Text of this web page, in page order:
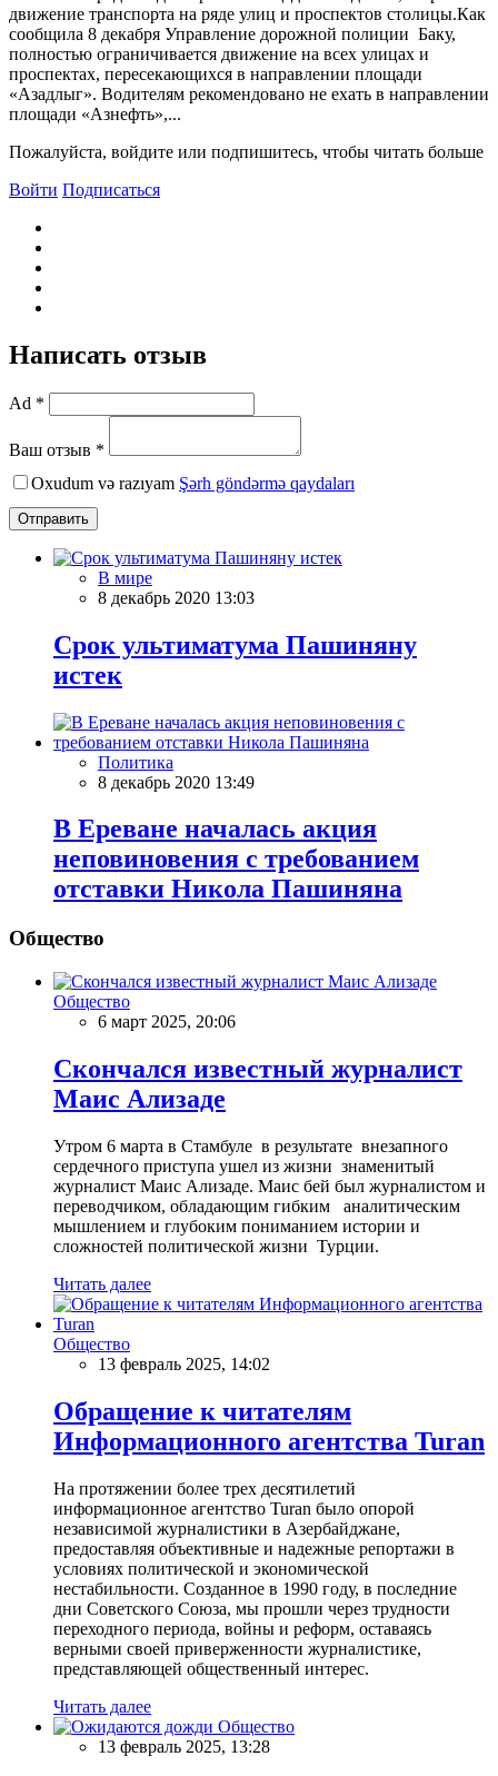
движение транспорта на ряде улиц и проспектов столицы.Как
сообщила 8 декабря Управление дорожной полиции Баку,
полностью ограничивается движение на всех улицах и
проспектах, пересекающихся в направлении площади
«Азадлыг». Водителям рекомендовано не ехать в направлении
площади «Азнефть»,...
Пожалуйста, войдите или подпишитесь, чтобы читать больше
Войти Подписаться
Написать отзыв
Ad *
Ваш отзыв *
Oxudum və razıyam Şərh göndərmə qaydaları
Отправить
В мире
8 декабрь 2020 13:03
Срок ультиматума Пашиняну
истек
Политика
8 декабрь 2020 13:49
В Ереване началась акция
неповиновения с требованием
отставки Никола Пашиняна
Общество
Общество
6 март 2025, 20:06
Скончался известный журналист
Маис Ализаде
Утром 6 марта в Стамбуле в результате внезапного
сердечного приступа ушел из жизни знаменитый
журналист Маис Ализаде. Маис бей был журналистом и
переводчиком, обладающим гибким аналитическим
мышлением и глубоким пониманием истории и
сложностей политической жизни Турции.
Читать далее
Общество
13 февраль 2025, 14:02
Обращение к читателям
Информационного агентства Turan
На протяжении более трех десятилетий
информационное агентство Turan было опорой
независимой журналистики в Азербайджане,
предоставляя объективные и надежные репортажи в
условиях политической и экономической
нестабильности. Созданное в 1990 году, в последние
дни Советского Союза, мы прошли через трудности
переходного периода, войны и реформ, оставаясь
верными своей приверженности журналистике,
представляющей общественный интерес.
Читать далее
Общество
13 февраль 2025, 13:28